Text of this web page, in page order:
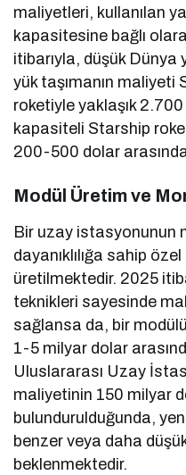
maliyetleri, kullanılan
kapasitesine bağlı
itibarıyla, düşük
yük taşımanın maliyeti
roketiyle yaklaşık
kapasiteli Starship
200-500 dolar
Modül Üretim ve
Bir uzay istasyonunun
dayanıklılığa sahip
üretilmektedir. 2025
teknikleri sayesinde
sağlansa da, bir
1-5 milyar dolar
Uluslararası Uzay
maliyetinin 150 milyar
bulundurulduğunda,
benzer veya daha
beklenmektedir.